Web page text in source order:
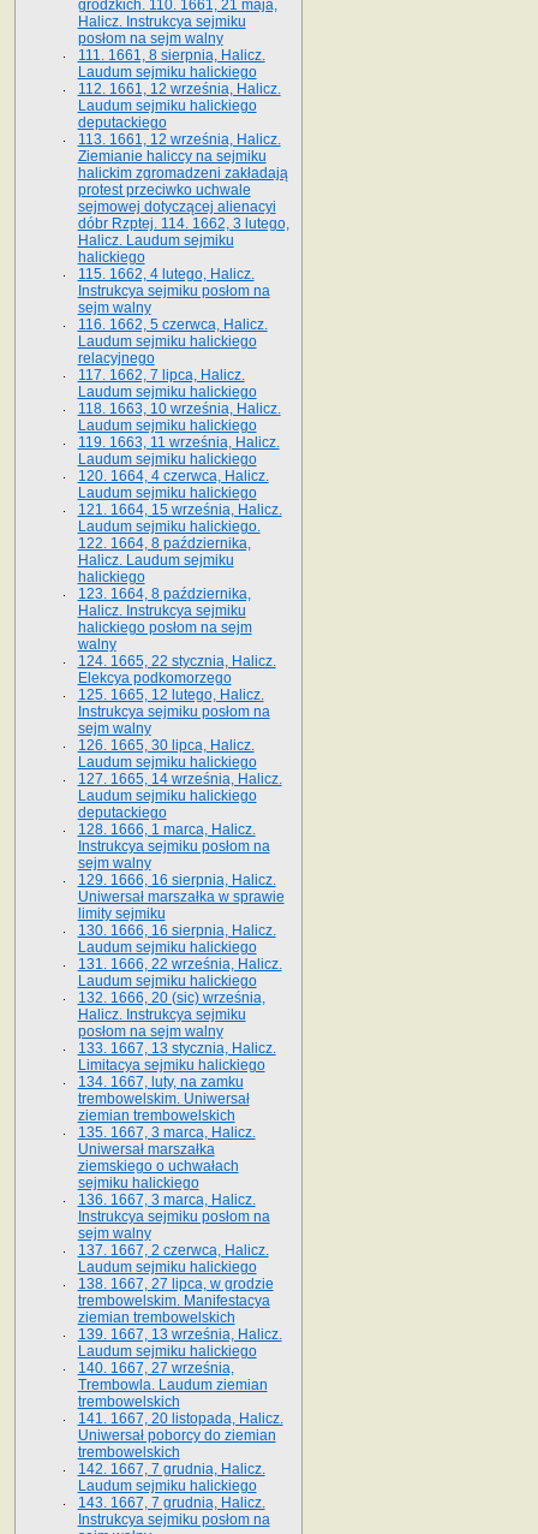
grodzkich. 110. 1661, 21 maja,
Halicz. Instrukcya sejmiku
posłom na sejm walny
111. 1661, 8 sierpnia, Halicz.
Laudum sejmiku halickiego
112. 1661, 12 września, Halicz.
Laudum sejmiku halickiego
deputackiego
113. 1661, 12 września, Halicz.
Ziemianie haliccy na sejmiku
halickim zgromadzeni zakładają
protest przeciwko uchwale
sejmowej dotyczącej alienacyi
dóbr Rzptej. 114. 1662, 3 lutego,
Halicz. Laudum sejmiku
halickiego
115. 1662, 4 lutego, Halicz.
Instrukcya sejmiku posłom na
sejm walny
116. 1662, 5 czerwca, Halicz.
Laudum sejmiku halickiego
relacyjnego
117. 1662, 7 lipca, Halicz.
Laudum sejmiku halickiego
118. 1663, 10 września, Halicz.
Laudum sejmiku halickiego
119. 1663, 11 września, Halicz.
Laudum sejmiku halickiego
120. 1664, 4 czerwca, Halicz.
Laudum sejmiku halickiego
121. 1664, 15 września, Halicz.
Laudum sejmiku halickiego.
122. 1664, 8 października,
Halicz. Laudum sejmiku
halickiego
123. 1664, 8 października,
Halicz. Instrukcya sejmiku
halickiego posłom na sejm
walny
124. 1665, 22 stycznia, Halicz.
Elekcya podkomorzego
125. 1665, 12 lutego, Halicz.
Instrukcya sejmiku posłom na
sejm walny
126. 1665, 30 lipca, Halicz.
Laudum sejmiku halickiego
127. 1665, 14 września, Halicz.
Laudum sejmiku halickiego
deputackiego
128. 1666, 1 marca, Halicz.
Instrukcya sejmiku posłom na
sejm walny
129. 1666, 16 sierpnia, Halicz.
Uniwersał marszałka w sprawie
limity sejmiku
130. 1666, 16 sierpnia, Halicz.
Laudum sejmiku halickiego
131. 1666, 22 września, Halicz.
Laudum sejmiku halickiego
132. 1666, 20 (sic) września,
Halicz. Instrukcya sejmiku
posłom na sejm walny
133. 1667, 13 stycznia, Halicz.
Limitacya sejmiku halickiego
134. 1667, luty, na zamku
trembowelskim. Uniwersał
ziemian trembowelskich
135. 1667, 3 marca, Halicz.
Uniwersał marszałka
ziemskiego o uchwałach
sejmiku halickiego
136. 1667, 3 marca, Halicz.
Instrukcya sejmiku posłom na
sejm walny
137. 1667, 2 czerwca, Halicz.
Laudum sejmiku halickiego
138. 1667, 27 lipca, w grodzie
trembowelskim. Manifestacya
ziemian trembowelskich
139. 1667, 13 września, Halicz.
Laudum sejmiku halickiego
140. 1667, 27 września,
Trembowla. Laudum ziemian
trembowelskich
141. 1667, 20 listopada, Halicz.
Uniwersał poborcy do ziemian
trembowelskich
142. 1667, 7 grudnia, Halicz.
Laudum sejmiku halickiego
143. 1667, 7 grudnia, Halicz.
Instrukcya sejmiku posłom na